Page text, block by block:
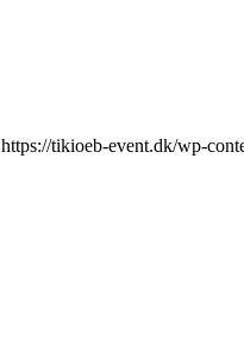
https://tikioeb-event.dk/wp-